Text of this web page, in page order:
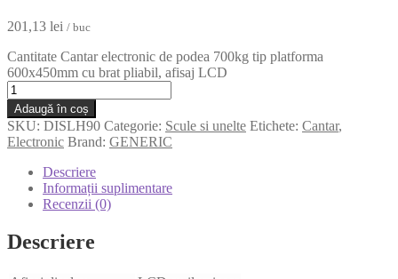
201,13 lei / buc
Cantitate Cantar electronic de podea 700kg tip platforma
600x450mm cu brat pliabil, afisaj LCD
Adaugă în coș
SKU: DISLH90 Categorie: Scule si unelte Etichete: Cantar,
Electronic Brand: GENERIC
Descriere
Informații suplimentare
Recenzii (0)
Descriere